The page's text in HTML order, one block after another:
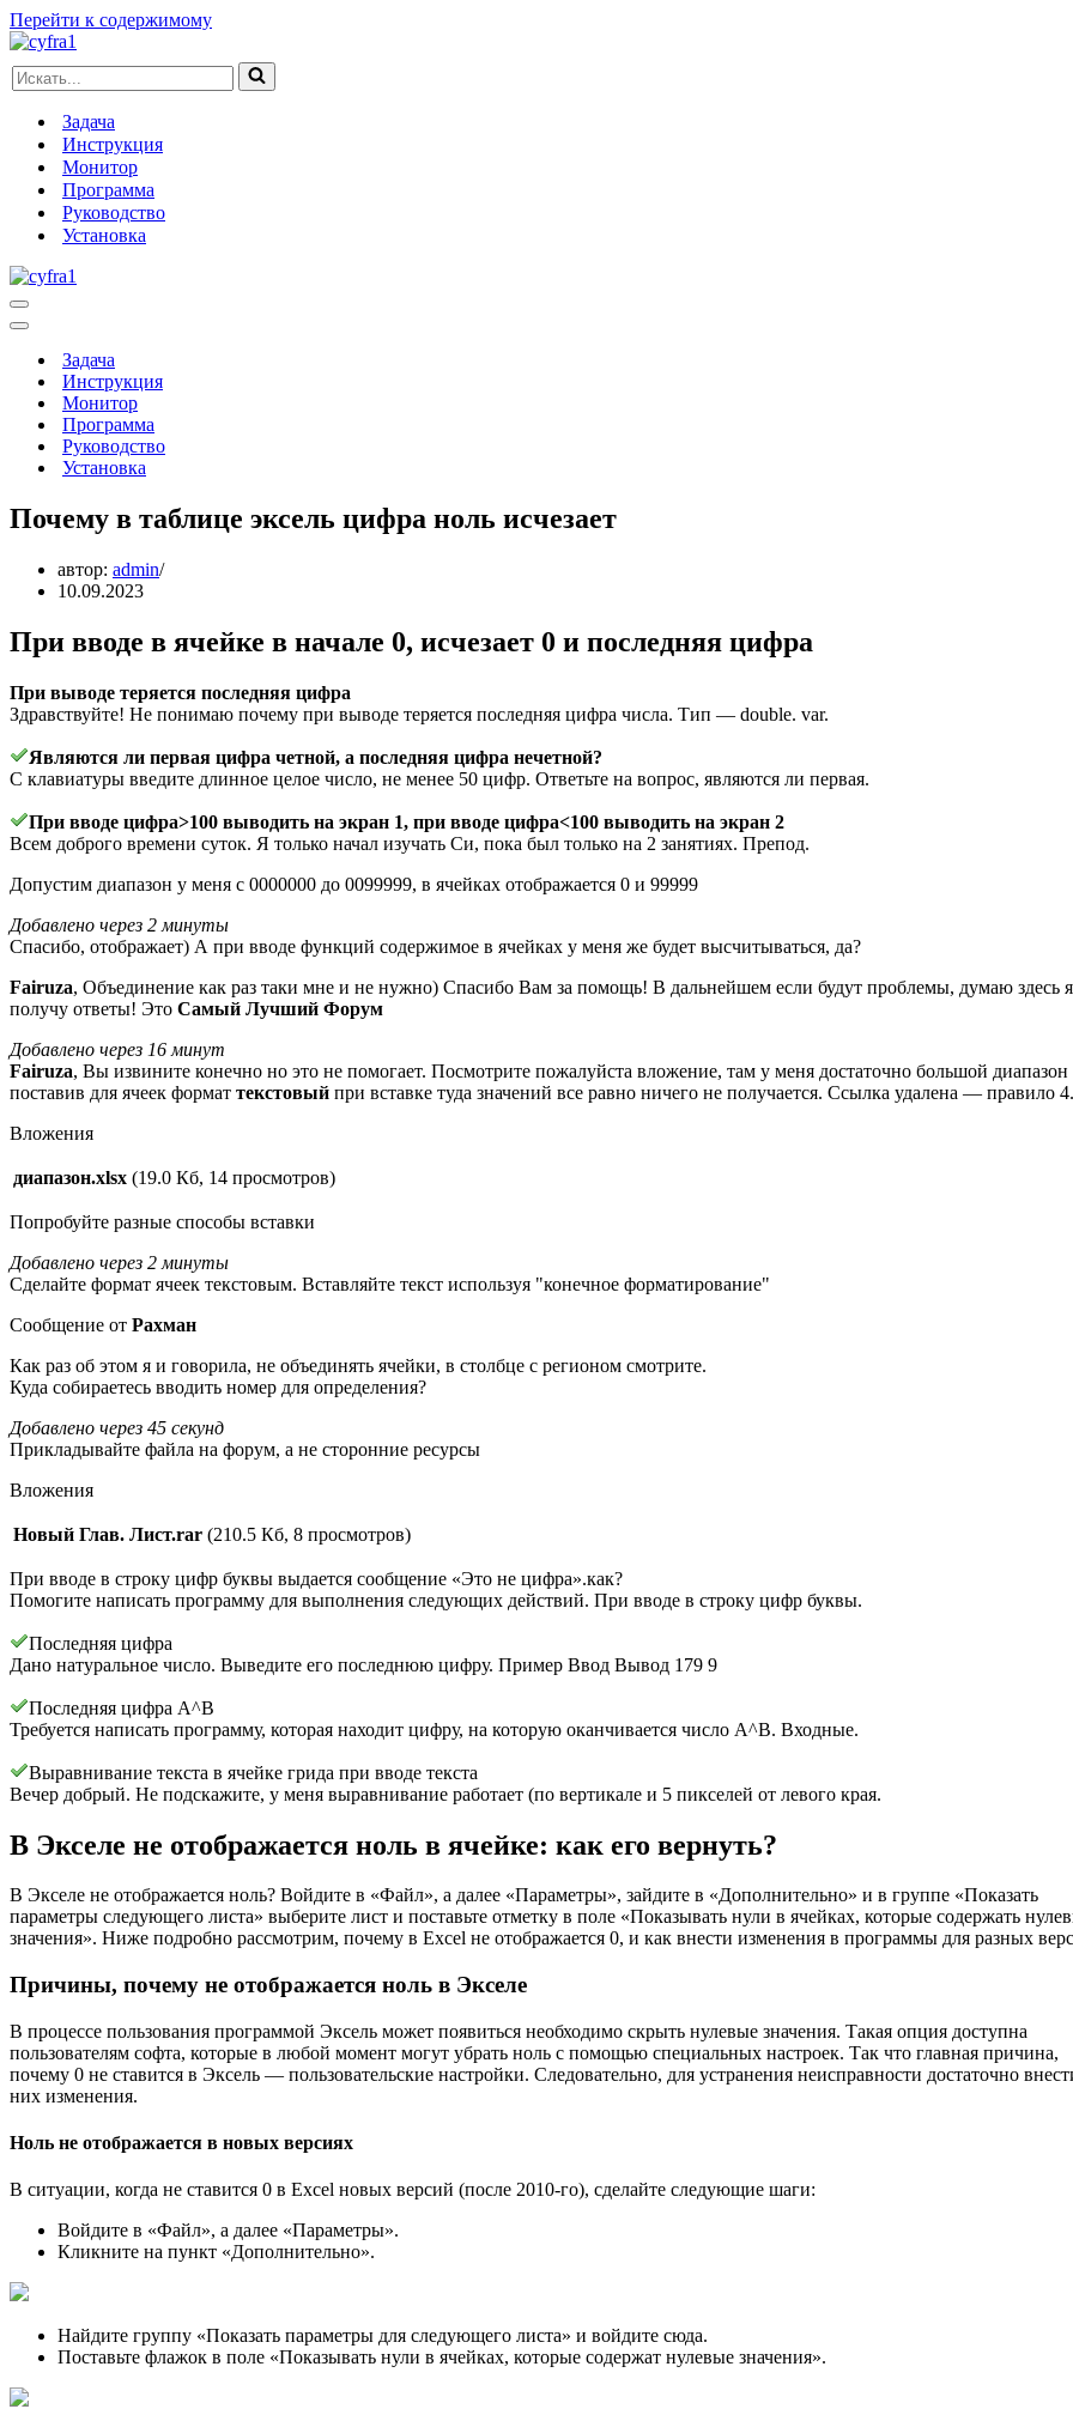
Перейти к содержимому
Искать...
Задача
Инструкция
Монитор
Программа
Руководство
Установка
Меню
навигации
Меню
навигацииЗадача
Инструкция
Монитор
Программа
Руководство
Установка
Почему в таблице эксель цифра ноль исчезает
автор: admin
10.09.2023
При вводе в ячейке в начале 0, исчезает 0 и последняя цифра
При выводе теряется последняя цифра
Здравствуйте! Не понимаю почему при выводе теряется последняя цифра числа. Тип — double. var.
Являются ли первая цифра четной, а последняя цифра нечетной?
С клавиатуры введите длинное целое число, не менее 50 цифр. Ответьте на вопрос, являются ли первая.
При вводе цифра>100 выводить на экран 1, при вводе цифра<100 выводить на экран 2
Всем доброго времени суток. Я только начал изучать Си, пока был только на 2 занятиях. Препод.
Допустим диапазон у меня с 0000000 до 0099999, в ячейках отображается 0 и 99999
Добавлено через 2 минуты
Спасибо, отображает) А при вводе функций содержимое в ячейках у меня же будет высчитываться, да?
Fairuza, Объединение как раз таки мне и не нужно) Спасибо Вам за помощь! В дальнейшем если будут проблемы, думаю здесь я
получу ответы! Это Самый Лучший Форум
Добавлено через 16 минут
Fairuza, Вы извините конечно но это не помогает. Посмотрите пожалуйста вложение, там у меня достаточно большой диапазон
поставив для ячеек формат текстовый при вставке туда значений все равно ничего не получается. Ссылка удалена — правило
Вложения
диапазон.xlsx (19.0 Кб, 14 просмотров)
Попробуйте разные способы вставки
Добавлено через 2 минуты
Сделайте формат ячеек текстовым. Вставляйте текст используя "конечное форматирование"
Сообщение от Рахман
Как раз об этом я и говорила, не объединять ячейки, в столбце с регионом смотрите.
Куда собираетесь вводить номер для определения?
Добавлено через 45 секунд
Прикладывайте файла на форум, а не сторонние ресурсы
Вложения
Новый Глав. Лист.rar (210.5 Кб, 8 просмотров)
При вводе в строку цифр буквы выдается сообщение «Это не цифра».как?
Помогите написать программу для выполнения следующих действий. При вводе в строку цифр буквы.
Последняя цифра
Дано натуральное число. Выведите его последнюю цифру. Пример Ввод Вывод 179 9
Последняя цифра A^B
Требуется написать программу, которая находит цифру, на которую оканчивается число A^B. Входные.
Выравнивание текста в ячейке грида при вводе текста
Вечер добрый. Не подскажите, у меня выравнивание работает (по вертикале и 5 пикселей от левого края.
В Экселе не отображается ноль в ячейке: как его вернуть?
В Экселе не отображается ноль? Войдите в «Файл», а далее «Параметры», зайдите в «Дополнительно» и в группе «Показать
параметры следующего листа» выберите лист и поставьте отметку в поле «Показывать нули в ячейках, которые содержать
значения». Ниже подробно рассмотрим, почему в Excel не отображается 0, и как внести изменения в программы для разных
Причины, почему не отображается ноль в Экселе
В процессе пользования программой Эксель может появиться необходимо скрыть нулевые значения. Такая опция доступна
пользователям софта, которые в любой момент могут убрать ноль с помощью специальных настроек. Так что главная причина,
почему 0 не ставится в Эксель — пользовательские настройки. Следовательно, для устранения неисправности достаточно
них изменения.
Ноль не отображается в новых версиях
В ситуации, когда не ставится 0 в Excel новых версий (после 2010-го), сделайте следующие шаги:
Войдите в «Файл», а далее «Параметры».
Кликните на пункт «Дополнительно».
Найдите группу «Показать параметры для следующего листа» и войдите сюда.
Поставьте флажок в поле «Показывать нули в ячейках, которые содержат нулевые значения».